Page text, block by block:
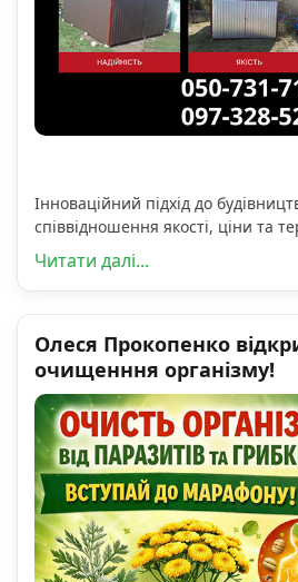
Інноваційний підхід до
співвідношення якості, ціни та
Читати далі...
Олеся Прокопенко
очищенння організму!